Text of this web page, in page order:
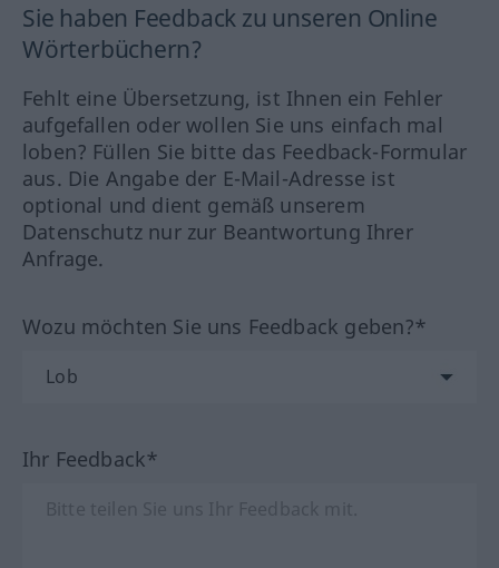
Sie haben Feedback zu unseren Online
Wörterbüchern?
Fehlt eine Übersetzung, ist Ihnen ein Fehler
aufgefallen oder wollen Sie uns einfach mal
loben? Füllen Sie bitte das Feedback-Formular
aus. Die Angabe der E-Mail-Adresse ist
optional und dient gemäß unserem
Datenschutz nur zur Beantwortung Ihrer
Anfrage.
Wozu möchten Sie uns Feedback geben?*
Ihr Feedback*